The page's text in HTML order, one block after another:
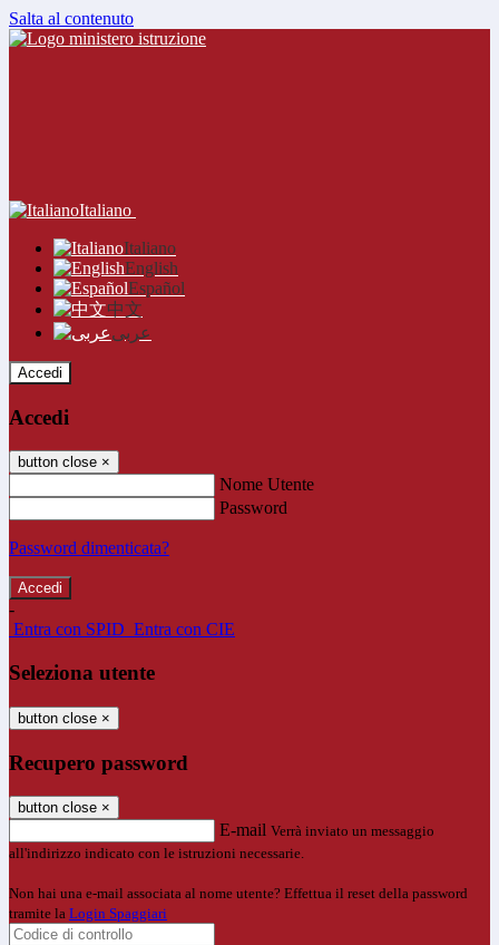
Salta al contenuto
Italiano
Italiano
English
Español
中文
عربى
Accedi
Accedi
button close ×
Nome Utente
Password
Password dimenticata?
-
Entra con SPID Entra con CIE
Seleziona utente
button close ×
Recupero password
button close ×
E-mail Verrà inviato un messaggio
all'indirizzo indicato con le istruzioni necessarie.
Non hai una e-mail associata al nome utente? Effettua il reset della password
tramite la Login Spaggiari